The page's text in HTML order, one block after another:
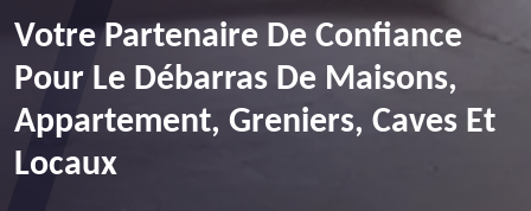
Votre Partenaire De Confiance
Pour Le Débarras De Maisons,
Appartement, Greniers, Caves Et
Locaux